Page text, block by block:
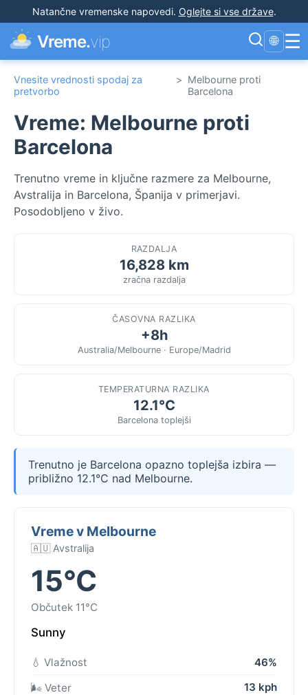
Natančne vremenske napovedi. Oglejte si vse države.
Vreme.vip 🌐 ☰
Vnesite vrednosti spodaj za
pretvorbo
> Melbourne proti
Barcelona
Vreme: Melbourne proti
Barcelona
Trenutno vreme in ključne razmere za Melbourne,
Avstralija in Barcelona, Španija v primerjavi.
Posodobljeno v živo.
RAZDALJA
16,828 km
zračna razdalja
ČASOVNA RAZLIKA
+8h
Australia/Melbourne · Europe/Madrid
TEMPERATURNA RAZLIKA
12.1°C
Barcelona toplejši
Trenutno je Barcelona opazno toplejša izbira —
približno 12.1°C nad Melbourne.
Vreme v Melbourne
🇦🇺 Avstralija
15°C
Občutek 11°C
Sunny
💧 Vlažnost
46%
🌬️ Veter
13 kph